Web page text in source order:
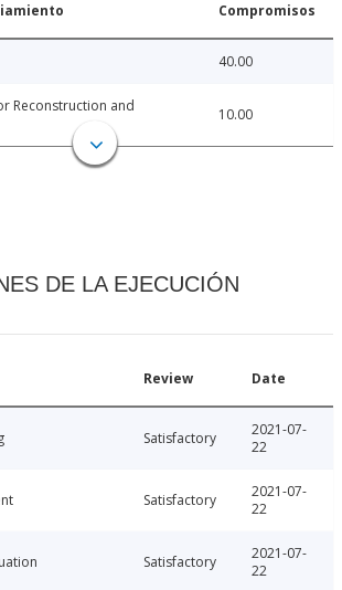
Compromisos
40.00
Reconstruction and
10.00
DE LA EJECUCIÓN
Review Date
Satisfactory
2021-07-
22
Satisfactory
2021-07-
22
Satisfactory
2021-07-
22